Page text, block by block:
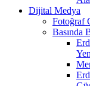
Dijital Medya
Fotoğraf
Basında